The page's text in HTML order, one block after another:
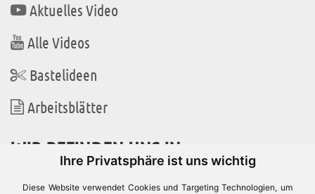
Ihre Privatsphäre ist uns wichtig
Diese Website verwendet Cookies und Targeting Technologien, um
Aktuelles Video
Alle Videos
Bastelideen
Arbeitsblätter
WIR BEFINDEN UNS IN